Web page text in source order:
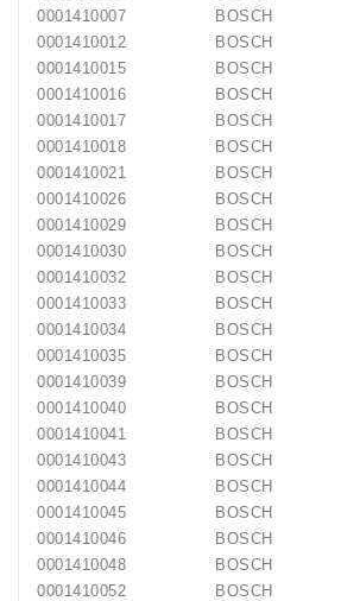
0001410007
BOSCH
0001410012
BOSCH
0001410015
BOSCH
0001410016
BOSCH
0001410017
BOSCH
0001410018
BOSCH
0001410021
BOSCH
0001410026
BOSCH
0001410029
BOSCH
0001410030
BOSCH
0001410032
BOSCH
0001410033
BOSCH
0001410034
BOSCH
0001410035
BOSCH
0001410039
BOSCH
0001410040
BOSCH
0001410041
BOSCH
0001410043
BOSCH
0001410044
BOSCH
0001410045
BOSCH
0001410046
BOSCH
0001410048
BOSCH
0001410052
BOSCH